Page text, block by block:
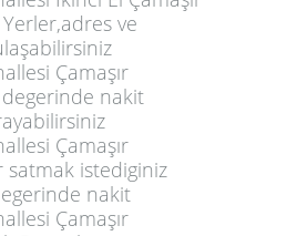
ve
Çamaşır
degerinde nakit
Çamaşır
satmak istediginiz
nakit
Çamaşır